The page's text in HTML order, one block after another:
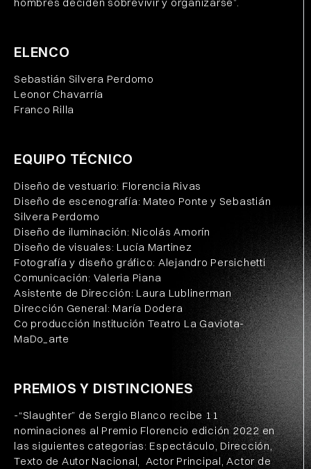
ELENCO
Sebastián Silvera Perdomo
Leonor Chavarría
Franco Rilla
EQUIPO TÉCNICO
Diseño de vestuario: Florencia Rivas
Diseño de escenografía: Mateo Ponte y Sebastián
Silvera Perdomo
Diseño de iluminación: Nicolás Amorín
Diseño de visuales: Lucía Martinez
Fotografía y diseño gráfico: Alejandro Persichetti
Comunicación: Valeria Piana
Asistente de Dirección: Laura Lublinerman
Dirección General: María Dodera
Co producción Institución Teatro La Gaviota-
MaDo_arte
PREMIOS Y DISTINCIONES
-“Slaughter” de Sergio Blanco recibe 11
nominaciones al Premio Florencio edición 2022 en
las siguientes categorías: Espectáculo, Dirección,
Texto de Autor Nacional, Actor Principal, Actor de